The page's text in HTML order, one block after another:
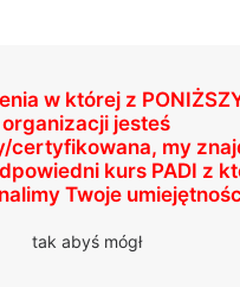
w której z
organizacji jesteś
certyfikowana, my
kurs PADI z
Twoje
tak abyś mógł